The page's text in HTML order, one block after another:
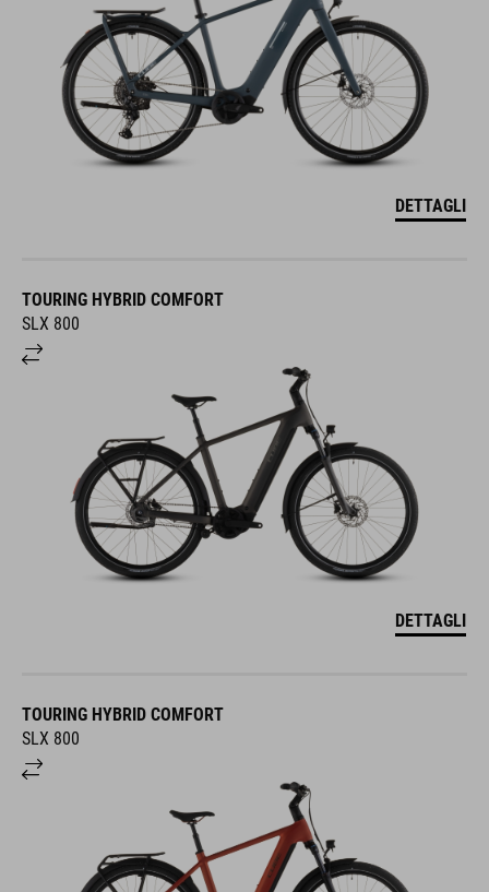
DETTAGLI
TOURING HYBRID COMFORT
SLX 800
DETTAGLI
TOURING HYBRID COMFORT
SLX 800